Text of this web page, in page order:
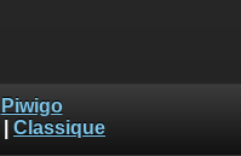
Piwigo
Classique